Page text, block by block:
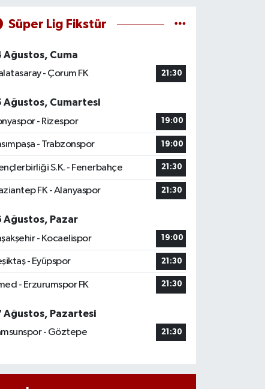
Süper Lig Fikstür
Ağustos, Cuma
- Çorum FK
21:30
Ağustos, Cumartesi
- Rizespor
19:00
- Trabzonspor 19:00
S.K. - Fenerbahçe 21:30
FK - Alanyaspor 21:30
Ağustos, Pazar
- Kocaelispor
19:00
- Eyüpspor 21:30
- Erzurumspor FK 21:30
Ağustos, Pazartesi
- Göztepe
21:30